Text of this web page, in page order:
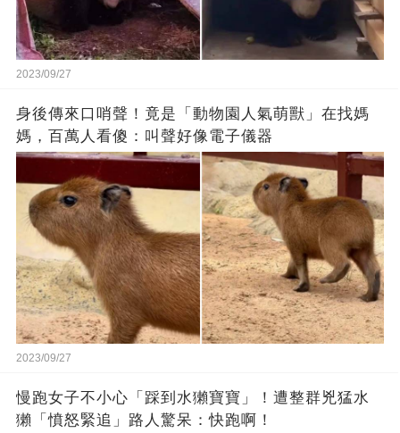
2023/09/27
身後傳來口哨聲！竟是「動物園人氣萌獸」在找媽
媽，百萬人看傻：叫聲好像電子儀器
2023/09/27
慢跑女子不小心「踩到水獺寶寶」！遭整群兇猛水
獺「憤怒緊追」路人驚呆：快跑啊！